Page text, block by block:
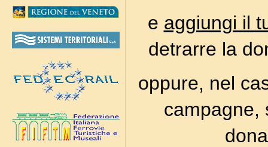
e aggiungi il
detrarre la
oppure, nel
campagne,